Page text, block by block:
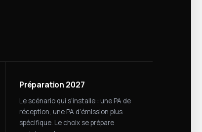
Préparation 2027
Le scénario qui s’installe : une PA de
réception, une PA d’émission plus
spécifique. Le choix se prépare